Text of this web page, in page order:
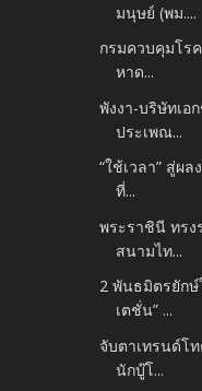
มนุษย์​ (พม....
กรมควบคุมโร
หาด...
พังงา-บริษัทเอ
ประเพณ...
“ใช้เวลา” สู่ผล
ที่...
พระราชินี ทรง
สนามไท...
2 พันธมิตรยักษ์
เตชั่น” ...
จับตาเทรนด์โ
นักบู๊โ...